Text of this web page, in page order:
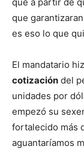
que
es eso lo que
El mandatario
cotización del
unidades por
empezó su
fortalecido más
aguantaríamos